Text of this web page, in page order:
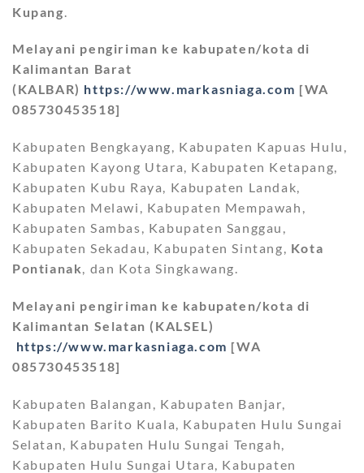
Kupang
Melayani pengiriman ke kabupaten/kota di
Kalimantan Barat
(KALBAR) https://www.markasniaga.com [WA
085730453518]
Kabupaten Bengkayang, Kabupaten Kapuas Hulu,
Kabupaten Kayong Utara, Kabupaten Ketapang,
Kabupaten Kubu Raya, Kabupaten Landak,
Kabupaten Melawi, Kabupaten Mempawah,
Kabupaten Sambas, Kabupaten Sanggau,
Kabupaten Sekadau, Kabupaten Sintang, Kota
Pontianak, dan Kota Singkawang.
Melayani pengiriman ke kabupaten/kota di
Kalimantan Selatan (KALSEL)
https://www.markasniaga.com [WA
085730453518]
Kabupaten Balangan, Kabupaten Banjar,
Kabupaten Barito Kuala, Kabupaten Hulu Sungai
Selatan, Kabupaten Hulu Sungai Tengah,
Kabupaten Hulu Sungai Utara, Kabupaten